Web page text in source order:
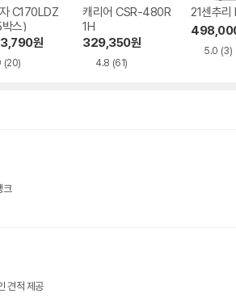
C170LDZ
스)
원
(20)
캐리어 CSR-480R
1H
329,350원
4.8 (61)
21센추
5.0 (3)
크
견적 제공